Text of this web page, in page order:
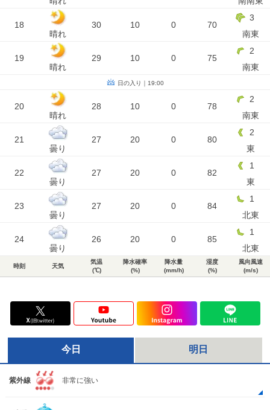
18
晴れ
30 10 0 70
3
南東
19
晴れ
29 10 0 75
2
南東
日の入り｜19:00
20
晴れ
28 10 0 78
2
南東
21
曇り
27 20 0 80
2
東
22
曇り
27 20 0 82
1
東
23
曇り
27 20 0 84
1
北東
24
曇り
26 20 0 85
1
北東
時刻 天気
気温
(℃)
降水確率
(%)
降水量
(mm/h)
湿度
(%)
風向風速
(m/s)
今日 明日
紫外線 非常に強い